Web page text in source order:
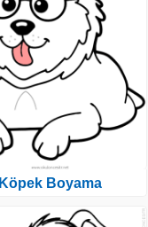
Köpek Boyama